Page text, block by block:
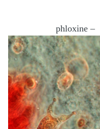
phloxine –